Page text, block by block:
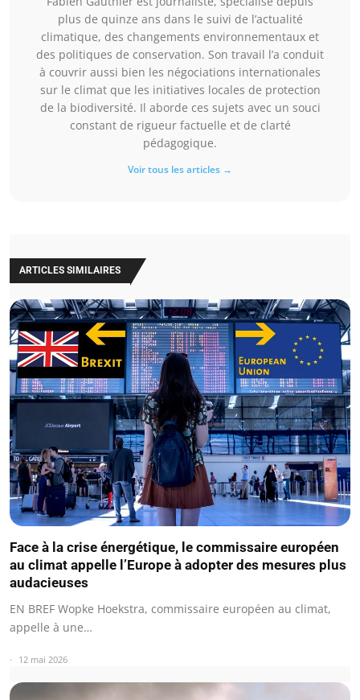
plus de quinze ans dans le suivi de l’actualité
climatique, des changements environnementaux et
des politiques de conservation. Son travail l’a conduit
à couvrir aussi bien les négociations internationales
sur le climat que les initiatives locales de protection
de la biodiversité. Il aborde ces sujets avec un souci
constant de rigueur factuelle et de clarté
pédagogique.
Voir tous les articles →
ARTICLES SIMILAIRES
Face à la crise énergétique, le commissaire européen
au climat appelle l’Europe à adopter des mesures plus
audacieuses
EN BREF Wopke Hoekstra, commissaire européen au climat,
appelle à une…
12 mai 2026